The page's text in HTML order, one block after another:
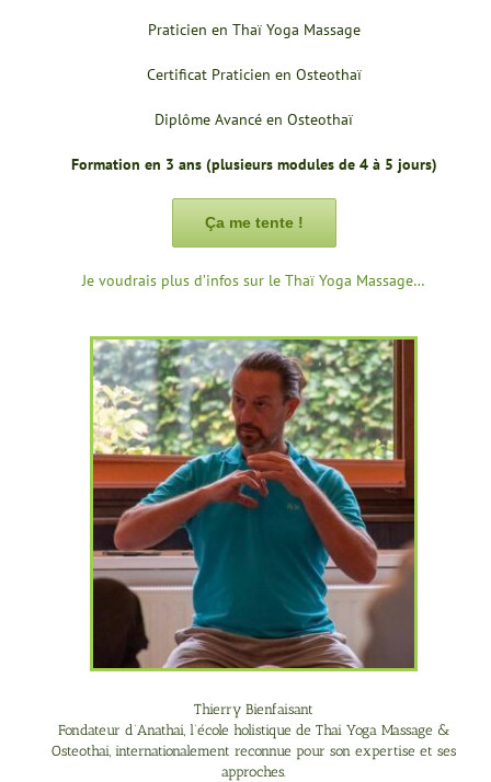
Praticien en Thaï Yoga Massage
Certificat Praticien en Osteothaï
Diplôme Avancé en Osteothaï
Formation en 3 ans (plusieurs modules de 4 à 5 jours)
Ça me tente !
Je voudrais plus d’infos sur le Thaï Yoga Massage…
Thierry Bienfaisant
Fondateur d’Anathai, l’école holistique de Thai Yoga Massage &
Osteothai, internationalement reconnue pour son expertise et ses
approches.